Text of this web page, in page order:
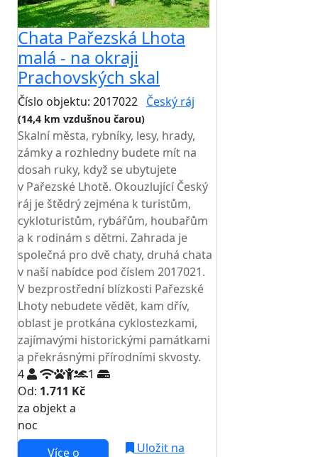
Chata Pařezská Lhota
malá - na okraji
Prachovských skal
Číslo objektu: 2017022 Český ráj
(14,4 km vzdušnou čarou)
Skalní města, rybníky, lesy, hrady,
zámky a rozhledny budete mít na
dosah ruky, když se ubytujete
v Pařezské Lhotě. Okouzlující Český
ráj je štědrý zejména k turistům,
cykloturistům, rybářům, houbařům
a k rodinám s dětmi. Zahrada je
společná pro dvě chaty, druhá chata
v naší nabídce pod číslem 2017021.
V bezprostřední blízkosti Pařezské
Lhoty nebudete vědět, kam dřív,
oblast je protkána cyklostezkami,
zajímavými historickými památkami
a překrásnými přírodními skvosty.
4
1
Od: 1.711 Kč
za objekt a
noc
Více o
Uložit na